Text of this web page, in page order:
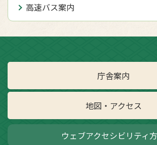
高速バス案内
庁舎案内
地図・アクセス
ウェブアクセシビリティ